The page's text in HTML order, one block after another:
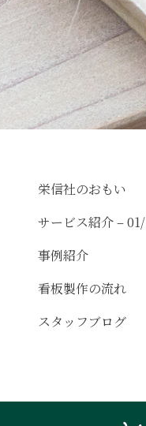
栄信社のおもい
サービス紹介 –
事例紹介
看板製作の流れ
スタッフブログ